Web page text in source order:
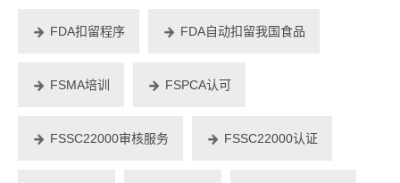
FDA扣留程序 FDA自动扣留我国食品
FSMA培训 FSPCA认可
FSSC22000审核服务 FSSC22000认证